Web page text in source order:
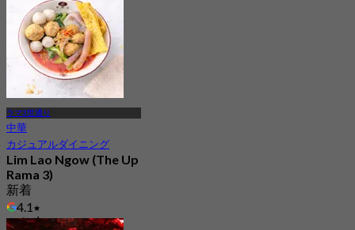
ラマ3世通り
中華
カジュアルダイニング
Lim Lao Ngow (The Up
Rama 3)
新着
4.1
から฿ 272.5